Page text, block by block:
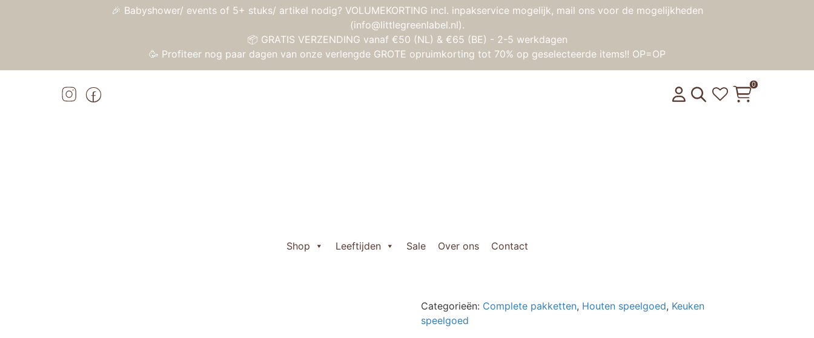
🎉 Babyshower/ events of 5+ stuks/ artikel nodig? VOLUMEKORTING incl. inpakservice mogelijk, mail ons voor de mogelijkheden
(info@littlegreenlabel.nl).
📦 GRATIS VERZENDING vanaf €50 (NL) & €65 (BE) - 2-5 werkdagen
🥳 Profiteer nog paar dagen van onze verlengde GROTE opruimkorting tot 70% op geselecteerde items!! OP=OP
0
Shop Leeftijden Sale Over ons Contact
€ 49,95.€ 33,95.
Applepop
Categorieën: Complete pakketten, Houten speelgoed, Keuken
speelgoed